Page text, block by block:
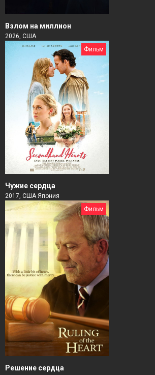
Взлом на миллион
2026, США
Фильм
Чужие сердца
2017, США Япония
Фильм
Решение сердца